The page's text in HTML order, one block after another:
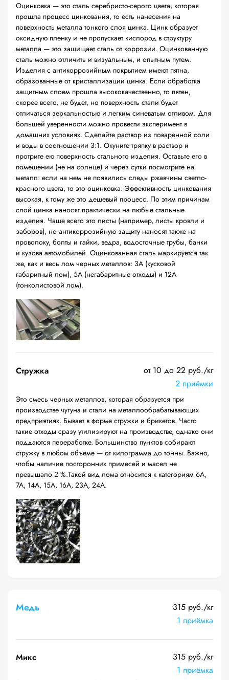
Оцинковка — это сталь серебристо-серого цвета, которая
прошла процесс цинкования, то есть нанесения на
поверхность металла тонкого слоя цинка. Цинк образует
оксидную пленку и не пропускает кислород в структуру
металла — это защищает сталь от коррозии. Оцинкованную
сталь можно отличить и визуальным, и опытным путем.
Изделия с антикоррозийным покрытием имеют пятна,
образованные от кристаллизации цинка. Если обработка
защитным слоем прошла высококачественно, то пятен,
скорее всего, не будет, но поверхность стали будет
отличаться зеркальностью и легким синеватым отливом. Для
большей уверенности можно провести эксперимент в
домашних условиях. Сделайте раствор из поваренной соли
и воды в соотношении 3:1. Окуните тряпку в раствор и
протрите ею поверхность стального изделия. Оставьте его в
помещении (не на солнце) и через сутки посмотрите на
металл: если на нем не появились следы ржавчины светло-
красного цвета, то это оцинковка. Эффективность цинкования
высокая, к тому же это дешевый процесс. По этим причинам
слой цинка наносят практически на любые стальные
изделия. Чаще всего это листы (например, листы кровли и
заборов), но антикоррозийную защиту наносят также на
проволоку, болты и гайки, ведра, водосточные трубы, банки
и кузова автомобилей. Оцинкованная сталь маркируется так
же, как и весь лом черных металлов: 3А (кусковой
габаритный лом), 5А (негабаритные отходы) и 12А
(тонколистовой лом).
Стружка
от 10 до 22 руб./кг
2 приёмки
Это смесь черных металлов, которая образуется при
производстве чугуна и стали на металлообрабатывающих
предприятиях. Бывает в форме стружки и брикетов. Часто
такие отходы сразу утилизируют на производстве, однако они
поддаются переработке. Большинство пунктов собирают
стружку в любом объеме — от килограмма до тонны. Важно,
чтобы наличие посторонних примесей и масел не
превышало 2 %.Такой вид лома относится к категориям 6А,
7А, 14А, 15А, 16А, 23А, 24А.
Медь
315 руб./кг
1 приёмка
Микс
315 руб./кг
1 приёмка